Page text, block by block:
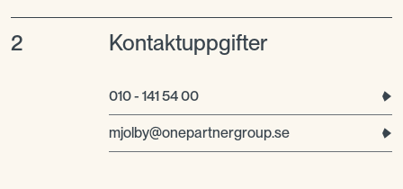
2 Kontaktuppgifter
010 - 141 54 00
mjolby@onepartnergroup.se